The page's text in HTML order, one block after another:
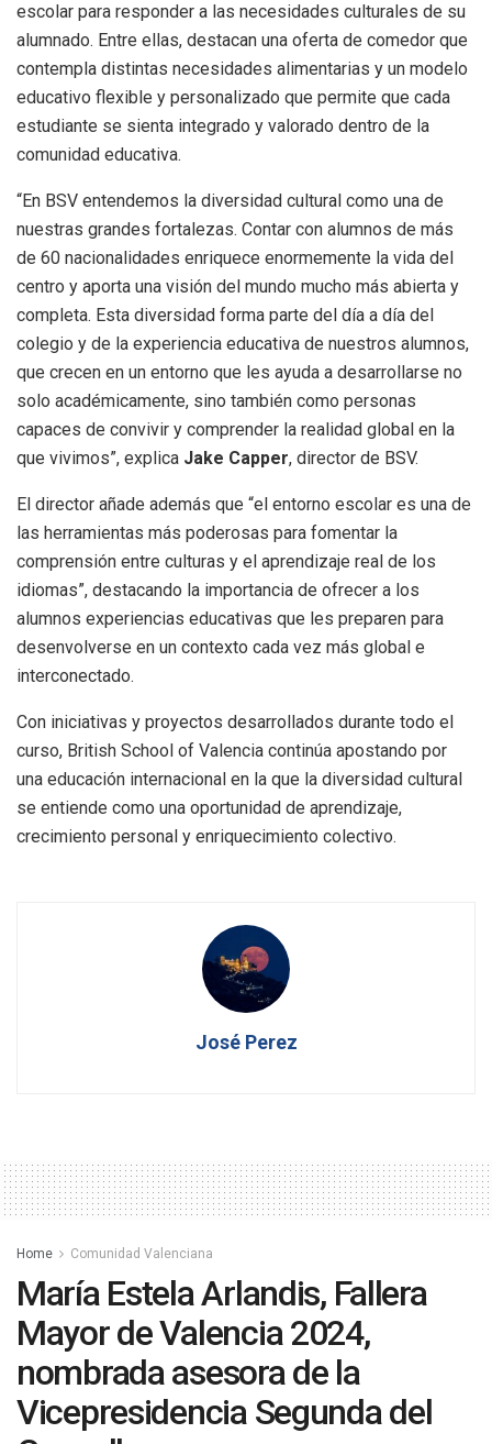
escolar para responder a las necesidades culturales de su
alumnado. Entre ellas, destacan una oferta de comedor que
contempla distintas necesidades alimentarias y un modelo
educativo flexible y personalizado que permite que cada
estudiante se sienta integrado y valorado dentro de la
comunidad educativa.
“En BSV entendemos la diversidad cultural como una de
nuestras grandes fortalezas. Contar con alumnos de más
de 60 nacionalidades enriquece enormemente la vida del
centro y aporta una visión del mundo mucho más abierta y
completa. Esta diversidad forma parte del día a día del
colegio y de la experiencia educativa de nuestros alumnos,
que crecen en un entorno que les ayuda a desarrollarse no
solo académicamente, sino también como personas
capaces de convivir y comprender la realidad global en la
que vivimos”, explica Jake Capper, director de BSV.
El director añade además que “el entorno escolar es una de
las herramientas más poderosas para fomentar la
comprensión entre culturas y el aprendizaje real de los
idiomas”, destacando la importancia de ofrecer a los
alumnos experiencias educativas que les preparen para
desenvolverse en un contexto cada vez más global e
interconectado.
Con iniciativas y proyectos desarrollados durante todo el
curso, British School of Valencia continúa apostando por
una educación internacional en la que la diversidad cultural
se entiende como una oportunidad de aprendizaje,
crecimiento personal y enriquecimiento colectivo.
José Perez
Home Comunidad Valenciana
María Estela Arlandis, Fallera
Mayor de Valencia 2024,
nombrada asesora de la
Vicepresidencia Segunda del